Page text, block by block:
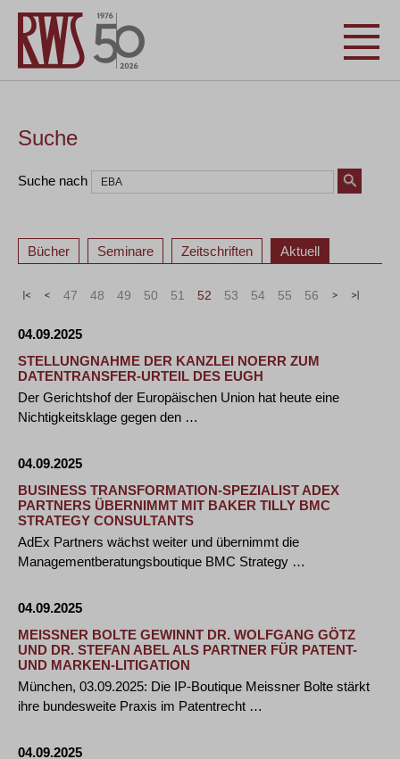
Suche
Suche nach
Bücher Seminare Zeitschriften Aktuell
« < 47 48 49 50 51 52 53 54 55 56 > »
04.09.2025
STELLUNGNAHME DER KANZLEI NOERR ZUM
DATENTRANSFER-URTEIL DES EUGH
Der Gerichtshof der Europäischen Union hat heute eine
Nichtigkeitsklage gegen den …
04.09.2025
BUSINESS TRANSFORMATION-SPEZIALIST ADEX
PARTNERS ÜBERNIMMT MIT BAKER TILLY BMC
STRATEGY CONSULTANTS
AdEx Partners wächst weiter und übernimmt die
Managementberatungsboutique BMC Strategy …
04.09.2025
MEISSNER BOLTE GEWINNT DR. WOLFGANG GÖTZ
UND DR. STEFAN ABEL ALS PARTNER FÜR PATENT-
UND MARKEN-LITIGATION
München, 03.09.2025: Die IP-Boutique Meissner Bolte stärkt
ihre bundesweite Praxis im Patentrecht …
04.09.2025